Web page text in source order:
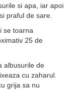
si apa, iar apoi
praful de sare.
se toarna
25 de
albusurile de
cu zaharul.
grija sa nu